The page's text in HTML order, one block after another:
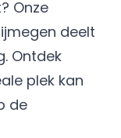
Onze
deelt
Ontdek
plek kan
de